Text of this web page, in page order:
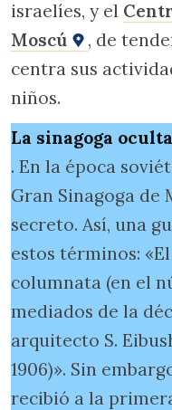
israelíes, y el
Moscú
, de
centra sus
niños.
La sinagoga oculta
. En la época
Gran Sinagoga de
secreto. Así, una
estos términos:
columnata (en el
mediados de la
arquitecto S.
1906)». Sin
recibió a la